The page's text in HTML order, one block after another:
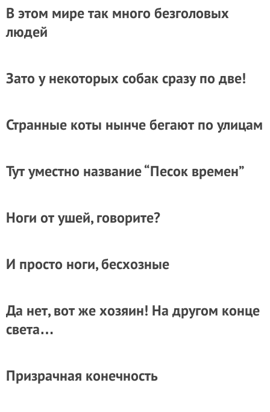
В этом мире так много безголовых
людей
Зато у некоторых собак сразу по две!
Странные коты нынче бегают по улицам
Тут уместно название “Песок времен”
Ноги от ушей, говорите?
И просто ноги, бесхозные
Да нет, вот же хозяин! На другом конце
света…
Призрачная конечность